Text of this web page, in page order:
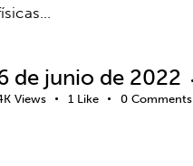
de junio de 2022
Views 1 Like 0 Comments